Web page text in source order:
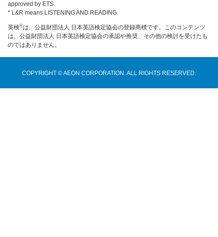
approved by ETS.
* L&R means LISTENING AND READING.
英検®は、公益財団法人 日本英語検定協会の登録商標です。このコンテンツ
は、公益財団法人 日本英語検定協会の承認や推奨、その他の検討を受けたも
のではありません。
COPYRIGHT © AEON CORPORATION. ALL RIGHTS RESERVED.